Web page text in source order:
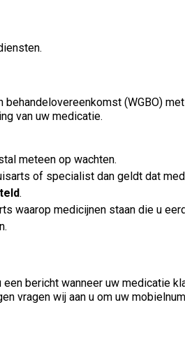
(WGBO)
van uw medicatie.
meteen op wachten.
of specialist dan geldt dat
.
waarop medicijnen staan die u
bericht wanneer uw medicatie
vragen wij aan u om uw